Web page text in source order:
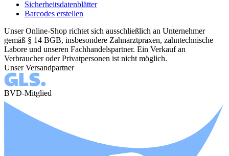
Sicherheitsdatenblätter
Barcodes erstellen
Unser Online-Shop richtet sich ausschließlich an Unternehmer
gemäß § 14 BGB, insbesondere Zahnarztpraxen, zahntechnische
Labore und unseren Fachhandelspartner. Ein Verkauf an
Verbraucher oder Privatpersonen ist nicht möglich.
Unser Versandpartner
BVD-Mitglied